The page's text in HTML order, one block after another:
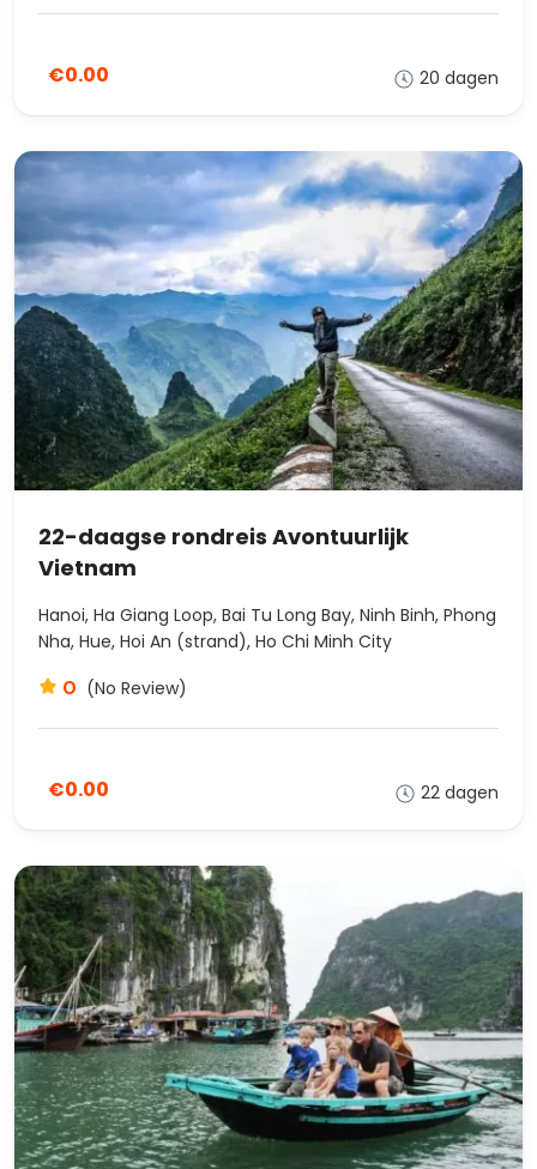
€0.00 20 dagen
22-daagse rondreis Avontuurlijk
Vietnam
Hanoi, Ha Giang Loop, Bai Tu Long Bay, Ninh Binh, Phong
Nha, Hue, Hoi An (strand), Ho Chi Minh City
0 (No Review)
€0.00 22 dagen